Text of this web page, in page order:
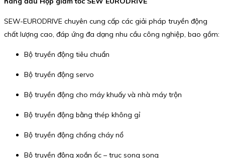
SEW-EURODRIVE chuyên cung cấp các giải pháp truyền động
chất lượng cao, đáp ứng đa dạng nhu cầu công nghiệp, bao gồm:
Bộ truyền động tiêu chuẩn
Bộ truyền động servo
Bộ truyền động cho máy khuấy và nhà máy trộn
Bộ truyền động bằng thép không gỉ
Bộ truyền động chống cháy nổ
Bộ truyền động xoắn ốc – trục song song